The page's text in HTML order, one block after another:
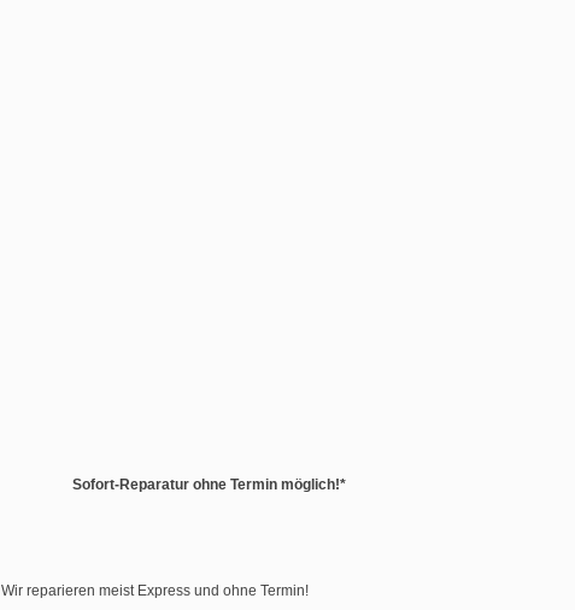
Sofort-Reparatur ohne Termin möglich!*
Wir reparieren meist Express und ohne Termin!